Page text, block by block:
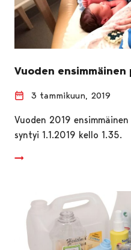
Vuoden
3 tammikuun, 2019
Vuoden 2019
syntyi 1.1.2019 kello 1.35.